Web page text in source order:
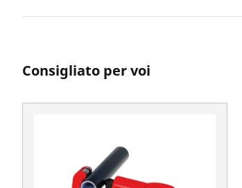
Consigliato per voi